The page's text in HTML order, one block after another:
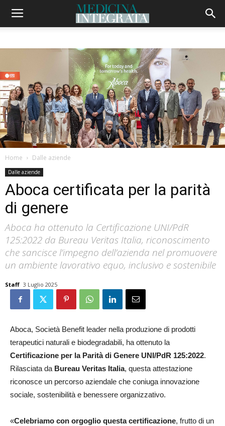
Home Dalle aziende
Dalle aziende
Aboca certificata per la parità
di genere
Aboca ha ottenuto la Certificazione UNI/PdR
125:2022 da Bureau Veritas Italia, riconoscimento
che sancisce l’impegno dell’azienda nel promuovere
un ambiente lavorativo equo, inclusivo e sostenibile
Staff 3 Luglio 2025
Aboca, Società Benefit leader nella produzione di prodotti
terapeutici naturali e biodegradabili, ha ottenuto la
Certificazione per la Parità di Genere UNI/PdR 125:2022.
Rilasciata da Bureau Veritas Italia, questa attestazione
riconosce un percorso aziendale che coniuga innovazione
sociale, sostenibilità e benessere organizzativo.
«Celebriamo con orgoglio questa certificazione, frutto di un